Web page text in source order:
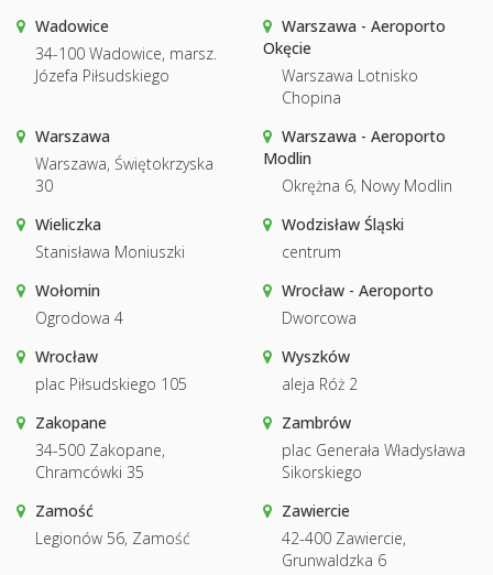
Wadowice
34-100 Wadowice, marsz.
Józefa Piłsudskiego
Warszawa - Aeroporto
Okęcie
Warszawa Lotnisko
Chopina
Warszawa
Warszawa, Świętokrzyska
30
Warszawa - Aeroporto
Modlin
Okrężna 6, Nowy Modlin
Wieliczka
Stanisława Moniuszki
Wodzisław Śląski
centrum
Wołomin
Ogrodowa 4
Wrocław - Aeroporto
Dworcowa
Wrocław
plac Piłsudskiego 105
Wyszków
aleja Róż 2
Zakopane
34-500 Zakopane,
Chramcówki 35
Zambrów
plac Generała Władysława
Sikorskiego
Zamość
Legionów 56, Zamość
Zawiercie
42-400 Zawiercie,
Grunwaldzka 6